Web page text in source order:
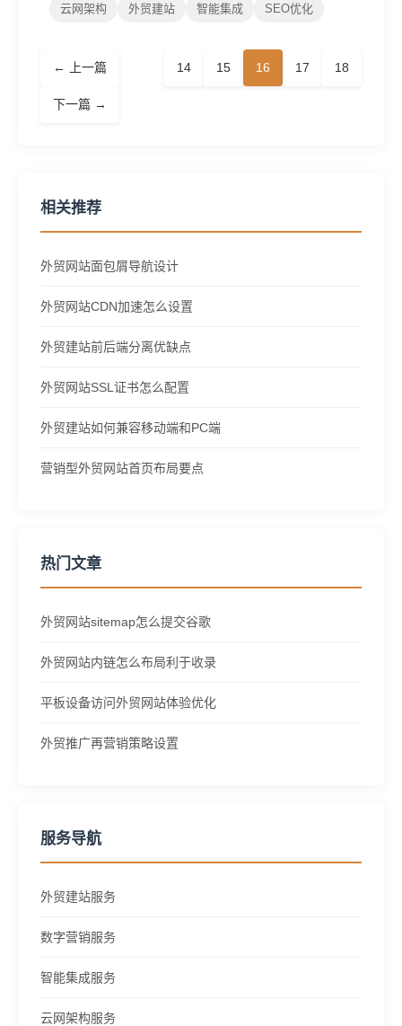
云网架构 外贸建站 智能集成 SEO优化
← 上一篇 14 15 16 17 18
下一篇 →
相关推荐
外贸网站面包屑导航设计
外贸网站CDN加速怎么设置
外贸建站前后端分离优缺点
外贸网站SSL证书怎么配置
外贸建站如何兼容移动端和PC端
营销型外贸网站首页布局要点
热门文章
外贸网站sitemap怎么提交谷歌
外贸网站内链怎么布局利于收录
平板设备访问外贸网站体验优化
外贸推广再营销策略设置
服务导航
外贸建站服务
数字营销服务
智能集成服务
云网架构服务